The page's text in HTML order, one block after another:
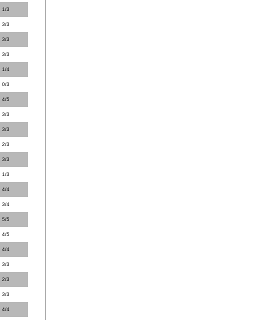
1/3
3/3
3/3
3/3
1/4
0/3
4/5
3/3
3/3
2/3
3/3
1/3
4/4
3/4
5/5
4/5
4/4
3/3
2/3
3/3
4/4